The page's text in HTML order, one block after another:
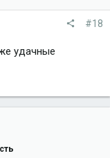
#18
удачные